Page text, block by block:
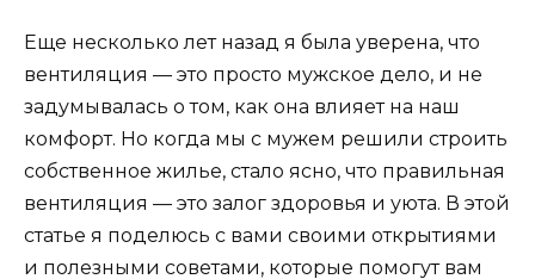
Еще несколько лет назад я была уверена, что
вентиляция — это просто мужское дело, и не
задумывалась о том, как она влияет на наш
комфорт. Но когда мы с мужем решили строить
собственное жилье, стало ясно, что правильная
вентиляция — это залог здоровья и уюта. В этой
статье я поделюсь с вами своими открытиями
и полезными советами, которые помогут вам